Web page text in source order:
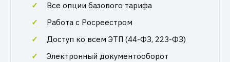
Все опции базового тарифа
Работа с Росреестром
Доступ ко всем ЭТП (44-ФЗ, 223-ФЗ)
Электронный документооборот